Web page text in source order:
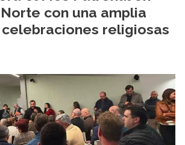
con una amplia
religiosas